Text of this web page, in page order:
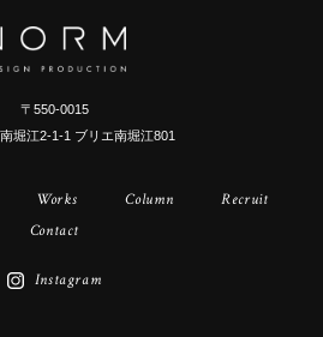
〒550-0015
堀江2-1-1 ブリエ南堀江801
Works Column
Recruit
Contact
Instagram